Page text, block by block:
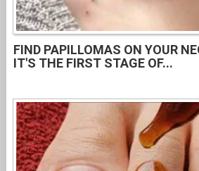
FIND PAPILLOMAS ON YOUR
IT'S THE FIRST STAGE OF...